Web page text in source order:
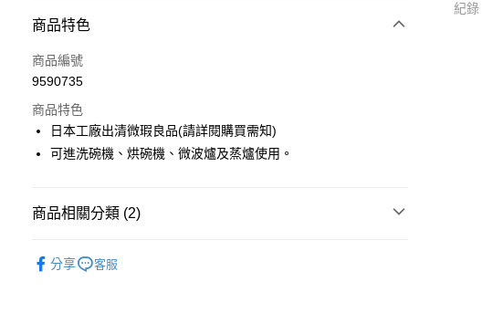
付款方式
信用卡一次付款
Apple Pay
街口支付
ATM付款
商品特色
商品編號
9590735
商品特色
日本工廠出清微瑕良品(請詳閱購買需知)
可進洗碗機、烘碗機、微波爐及蒸爐使用。
商品相關分類 (2)
分享 客服
紀錄